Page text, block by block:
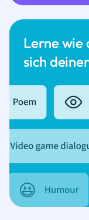
Lerne wie
sich